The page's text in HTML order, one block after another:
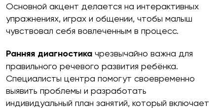
Основной акцент делается на интерактивных
упражнениях, играх и общении, чтобы малыш
чувствовал себя вовлеченным в процесс.
Ранняя диагностика чрезвычайно важна для
правильного речевого развития ребёнка.
Специалисты центра помогут своевременно
выявить проблемы и разработать
индивидуальный план занятий, который включает
Какие мессенджеры есть у вас на этом номере
тел.?
Telegram WhatsApp Viber
Оставить заявку